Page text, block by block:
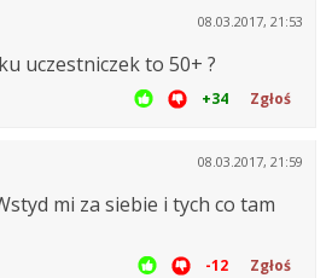
08.03.2017, 21:53
uczestniczek to 50+ ?
+34 Zgłoś
08.03.2017, 21:59
mi za siebie i tych co tam
-12 Zgłoś